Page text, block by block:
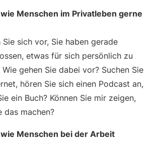
Menschen im Privatleben gerne
Sie sich vor, Sie haben gerade
etwas für sich persönlich zu
Wie gehen Sie dabei vor? Suchen Sie
hören Sie sich einen Podcast an,
ein Buch? Können Sie mir zeigen,
das machen?
Menschen bei der Arbeit